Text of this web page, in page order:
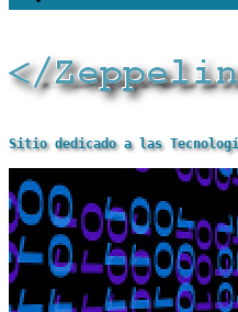
Sitio dedicado a las